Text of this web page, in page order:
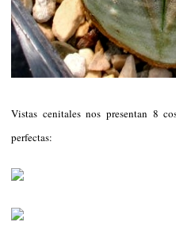
Vistas cenitales nos presentan 8
perfectas: